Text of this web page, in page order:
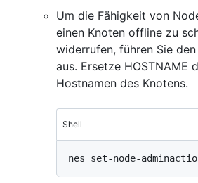
Um die Fähigkeit von
einen Knoten offline zu
widerrufen, führen Sie
aus. Ersetze HOSTNAME
Hostnamen des Knotens.
Shell